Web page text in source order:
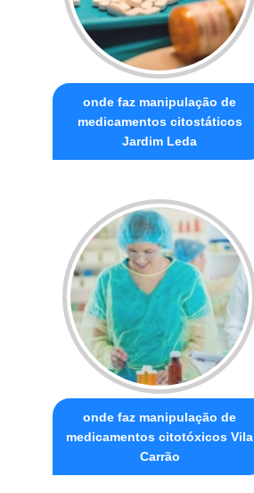
onde faz manipulação de
medicamentos citostáticos
Jardim Leda
onde faz manipulação de
medicamentos citotóxicos Vila
Carrão